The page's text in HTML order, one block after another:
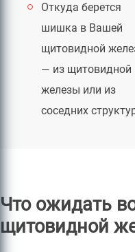
Откуда берется
шишка в Вашей
щитовидной
— из щитовидной
железы или из
соседних
Что ожидать
щитовидной